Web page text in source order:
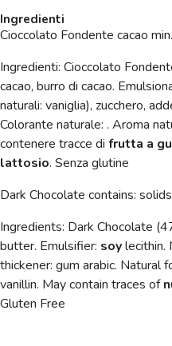
Ingredienti
Cioccolato Fondente cacao
Ingredienti: Cioccolato
cacao, burro di cacao.
naturali: vaniglia), zucchero,
Colorante naturale: . Aroma
contenere tracce di frutta a
lattosio. Senza glutine
Dark Chocolate contains:
Ingredients: Dark Chocolate
butter. Emulsifier: soylecithin.
thickener: gum arabic. Natural
vanillin. May contain traces of
Gluten Free